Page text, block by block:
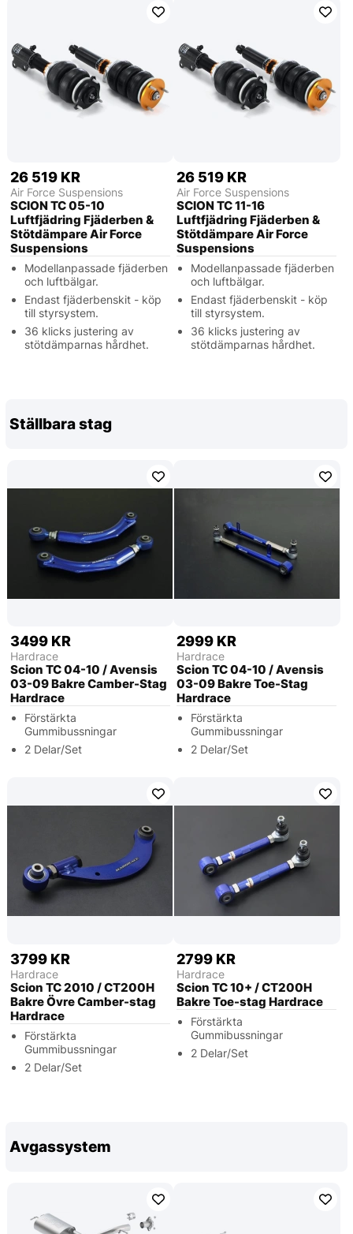
26 519 KR
Air Force Suspensions
SCION TC 05-10
Luftfjädring Fjäderben &
Stötdämpare Air Force
Suspensions
Modellanpassade fjäderben
och luftbälgar.
Endast fjäderbenskit - köp
till styrsystem.
36 klicks justering av
stötdämparnas hårdhet.
26 519 KR
Air Force Suspensions
SCION TC 11-16
Luftfjädring Fjäderben &
Stötdämpare Air Force
Suspensions
Modellanpassade fjäderben
och luftbälgar.
Endast fjäderbenskit - köp
till styrsystem.
36 klicks justering av
stötdämparnas hårdhet.
Ställbara stag
3499 KR
Hardrace
Scion TC 04-10 / Avensis
03-09 Bakre Camber-Stag
Hardrace
Förstärkta
Gummibussningar
2 Delar/Set
2999 KR
Hardrace
Scion TC 04-10 / Avensis
03-09 Bakre Toe-Stag
Hardrace
Förstärkta
Gummibussningar
2 Delar/Set
3799 KR
Hardrace
Scion TC 2010 / CT200H
Bakre Övre Camber-stag
Hardrace
Förstärkta
Gummibussningar
2 Delar/Set
2799 KR
Hardrace
Scion TC 10+ / CT200H
Bakre Toe-stag Hardrace
Förstärkta
Gummibussningar
2 Delar/Set
Avgassystem